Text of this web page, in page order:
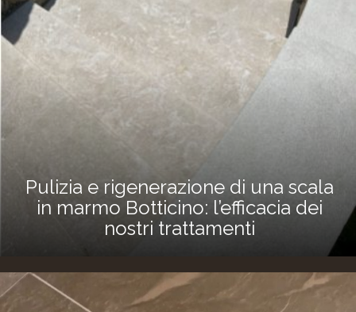
Pulizia e rigenerazione di una scala
in marmo Botticino: l’efficacia dei
nostri trattamenti